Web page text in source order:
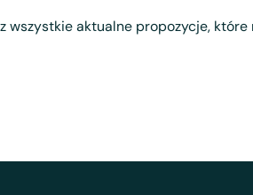
wszystkie aktualne propozycje,